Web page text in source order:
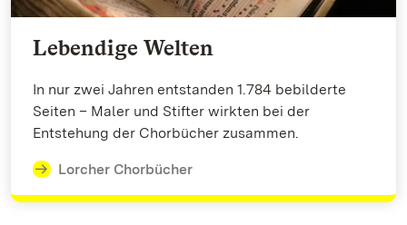
Lebendige Welten
In nur zwei Jahren entstanden 1.784 bebilderte
Seiten – Maler und Stifter wirkten bei der
Entstehung der Chorbücher zusammen.
Lorcher Chorbücher